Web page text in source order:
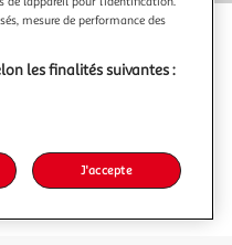
mesure de performance des
les finalités suivantes :
J'accepte